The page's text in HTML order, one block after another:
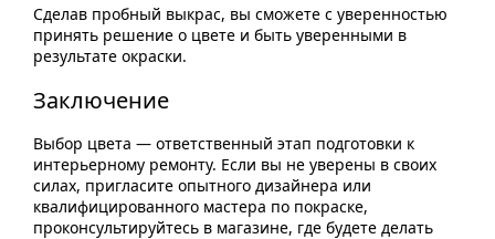
Сделав пробный выкрас, вы сможете с уверенностью
принять решение о цвете и быть уверенными в
результате окраски.
Заключение
Выбор цвета — ответственный этап подготовки к
интерьерному ремонту. Если вы не уверены в своих
силах, пригласите опытного дизайнера или
квалифицированного мастера по покраске,
проконсультируйтесь в магазине, где будете делать